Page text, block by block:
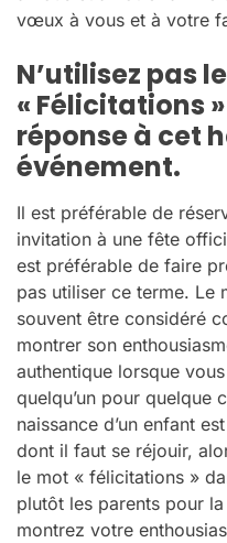
vœux à vous et à votre
N’utilisez pas
« Félicitations
réponse à cet
événement.
Il est préférable de
invitation à une fête
est préférable de faire
pas utiliser ce terme. Le
souvent être considéré
montrer son
authentique lorsque
quelqu’un pour quelque
naissance d’un enfant
dont il faut se réjouir,
le mot « félicitations »
plutôt les parents pour
montrez votre